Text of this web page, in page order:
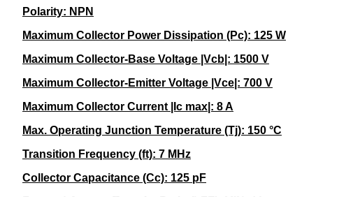
Polarity: NPN
Maximum Collector Power Dissipation (Pc): 125 W
Maximum Collector-Base Voltage |Vcb|: 1500 V
Maximum Collector-Emitter Voltage |Vce|: 700 V
Maximum Collector Current |Ic max|: 8 A
Max. Operating Junction Temperature (Tj): 150 °C
Transition Frequency (ft): 7 MHz
Collector Capacitance (Cc): 125 pF